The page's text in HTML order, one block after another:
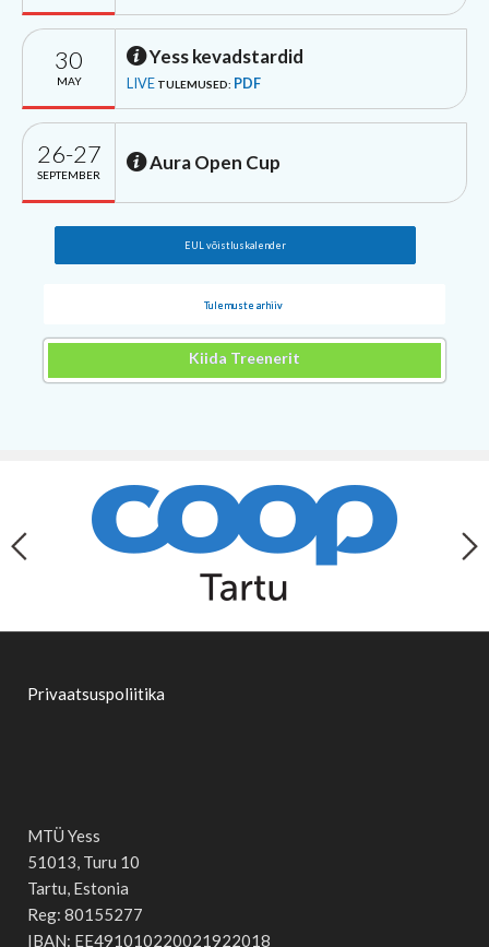
30
MAY
Yess kevadstardid
LIVE TULEMUSED: PDF
26-27
SEPTEMBER
Aura Open Cup
EUL võistluskalender
Tulemuste arhiiv
Kiida Treenerit
Privaatsuspoliitika
MTÜ Yess
51013, Turu 10
Tartu, Estonia
Reg: 80155277
IBAN: EE491010220021922018